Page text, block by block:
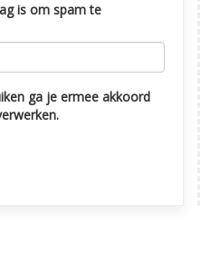
is om spam te
ga je ermee akkoord